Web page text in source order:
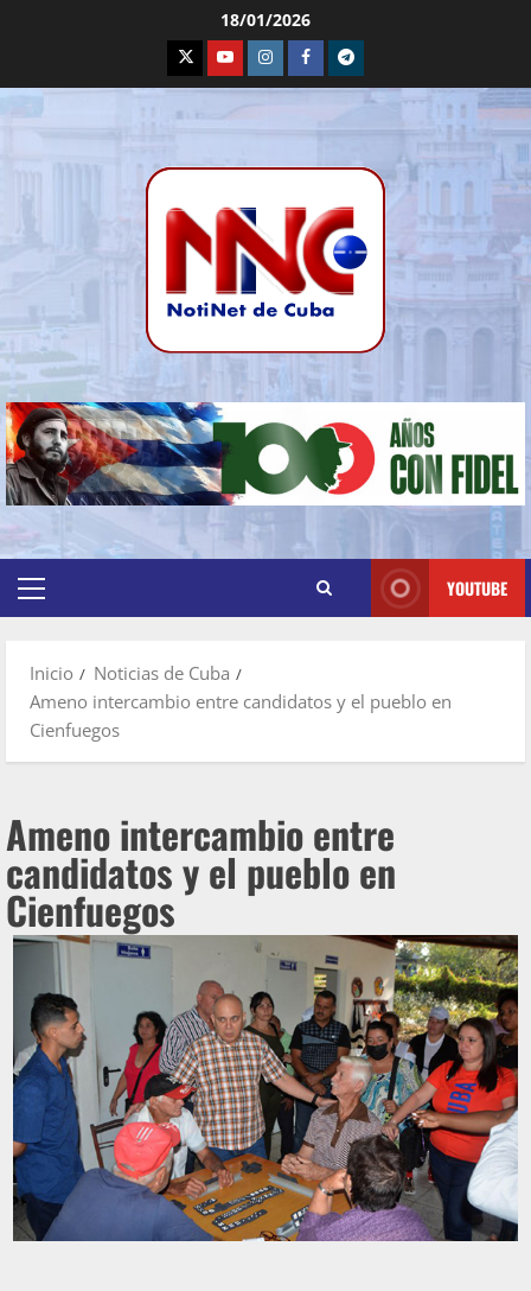
18/01/2026
YOUTUBE
Inicio
Noticias de Cuba
Ameno intercambio entre candidatos y el pueblo en
Cienfuegos
Ameno intercambio entre
candidatos y el pueblo en
Cienfuegos